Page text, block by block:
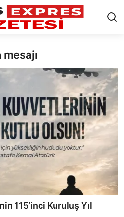
Kayıt olmak
115’inci Kuruluş Yıl